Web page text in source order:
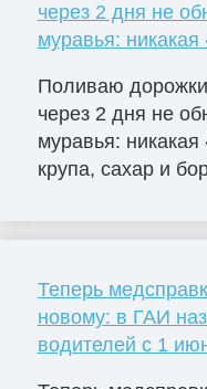
через 2 дня не
муравья:
Поливаю
через 2 дня не
муравья:
крупа, сахар и
Теперь
новому: в ГАИ
водителей с 1